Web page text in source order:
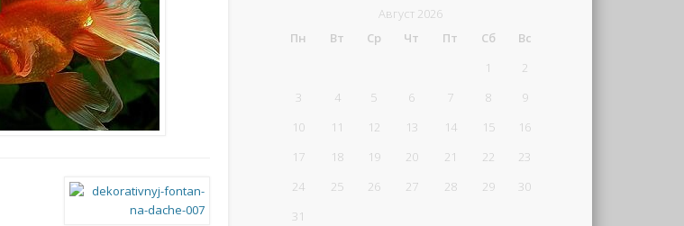
Август 2026
Пн
Вт Ср Чт Пт Сб
Вс
1
2
3
4 5 6 7 8
9
10
11 12 13 14 15
16
17
18 19 20 21 22
23
24
25 26 27 28 29
30
31